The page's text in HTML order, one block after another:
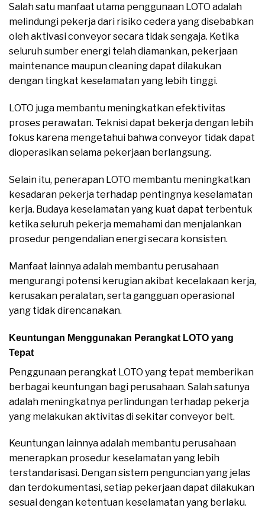
Salah satu manfaat utama penggunaan LOTO adalah
melindungi pekerja dari risiko cedera yang disebabkan
oleh aktivasi conveyor secara tidak sengaja. Ketika
seluruh sumber energi telah diamankan, pekerjaan
maintenance maupun cleaning dapat dilakukan
dengan tingkat keselamatan yang lebih tinggi.
LOTO juga membantu meningkatkan efektivitas
proses perawatan. Teknisi dapat bekerja dengan lebih
fokus karena mengetahui bahwa conveyor tidak dapat
dioperasikan selama pekerjaan berlangsung.
Selain itu, penerapan LOTO membantu meningkatkan
kesadaran pekerja terhadap pentingnya keselamatan
kerja. Budaya keselamatan yang kuat dapat terbentuk
ketika seluruh pekerja memahami dan menjalankan
prosedur pengendalian energi secara konsisten.
Manfaat lainnya adalah membantu perusahaan
mengurangi potensi kerugian akibat kecelakaan kerja,
kerusakan peralatan, serta gangguan operasional
yang tidak direncanakan.
Keuntungan Menggunakan Perangkat LOTO yang
Tepat
Penggunaan perangkat LOTO yang tepat memberikan
berbagai keuntungan bagi perusahaan. Salah satunya
adalah meningkatnya perlindungan terhadap pekerja
yang melakukan aktivitas di sekitar conveyor belt.
Keuntungan lainnya adalah membantu perusahaan
menerapkan prosedur keselamatan yang lebih
terstandarisasi. Dengan sistem penguncian yang jelas
dan terdokumentasi, setiap pekerjaan dapat dilakukan
sesuai dengan ketentuan keselamatan yang berlaku.